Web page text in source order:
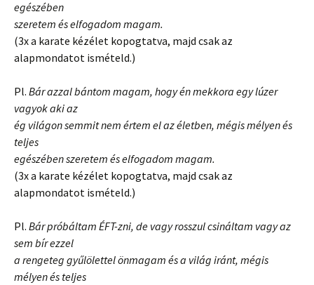
egészében
szeretem és elfogadom magam.
(3x a karate kézélet kopogtatva, majd csak az
alapmondatot ismételd.)
Pl. Bár azzal bántom magam, hogy én mekkora egy lúzer
vagyok aki az
ég világon semmit nem értem el az életben, mégis mélyen és
teljes
egészében szeretem és elfogadom magam.
(3x a karate kézélet kopogtatva, majd csak az
alapmondatot ismételd.)
Pl. Bár próbáltam ÉFT-zni, de vagy rosszul csináltam vagy az
sem bír ezzel
a rengeteg gyűlölettel önmagam és a világ iránt, mégis
mélyen és teljes